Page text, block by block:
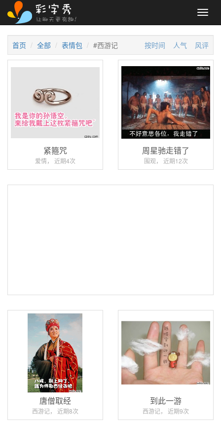
首页 全部 表情包 #西游记 按时间 人气 风评
紧箍咒
爱情， 近期4次
周星驰走错了
围观， 近期12次
唐僧取经
西游记， 近期8次
到此一游
西游记， 近期9次